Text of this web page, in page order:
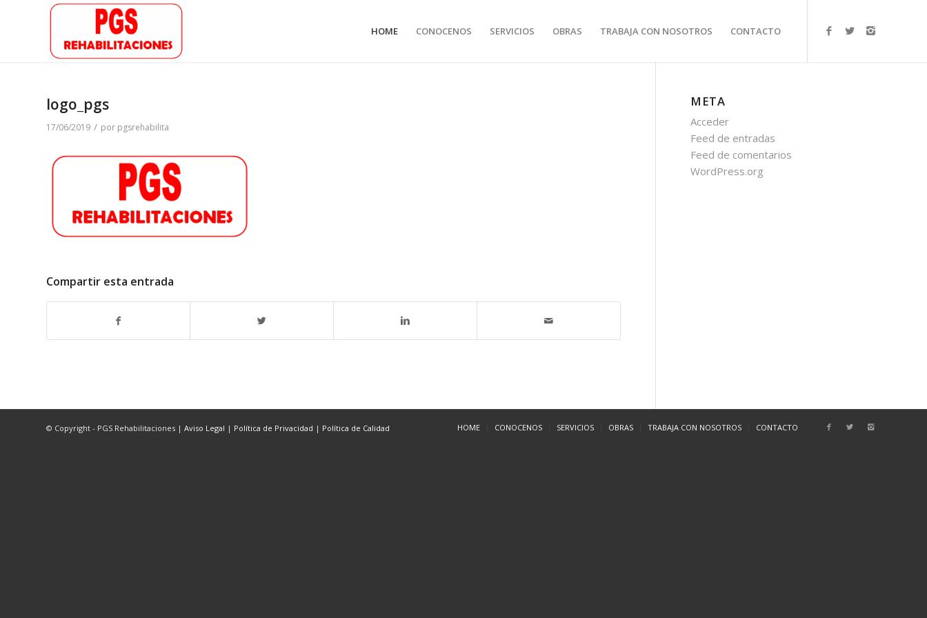
HOME CONOCENOS SERVICIOS OBRAS TRABAJA CON NOSOTROS CONTACTO
logo_pgs
17/06/2019 / por pgsrehabilita
Compartir esta entrada
META
Acceder
Feed de entradas
Feed de comentarios
WordPress.org
© Copyright - PGS Rehabilitaciones | Aviso Legal | Política de Privacidad | Política de Calidad HOME CONOCENOS SERVICIOS OBRAS TRABAJA CON NOSOTROS CONTACTO